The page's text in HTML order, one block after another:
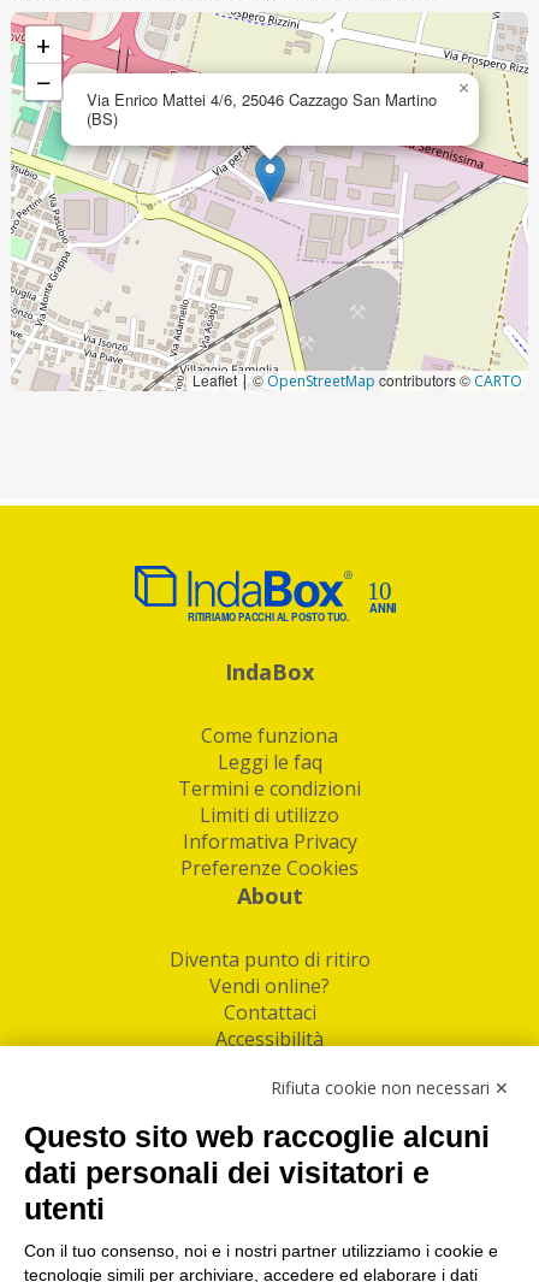
Via Enrico Mattei 4/6, 25046 Cazzago San Martino
(BS)
×
+
−
Leaflet|©OpenStreetMap contributors © CARTO
IndaBox
Come funziona
Leggi le faq
Termini e condizioni
Limiti di utilizzo
Informativa Privacy
Preferenze Cookies
About
Diventa punto di ritiro
Vendi online?
Contattaci
Accessibilità
Facebook
Linkedin
I nostri punti di ritiro e spedizione pacchi nelle
maggiori città italiane
Rifiuta cookie non necessari ✕
Questo sito web raccoglie alcuni
dati personali dei visitatori e
utenti
Con il tuo consenso, noi e i nostri partner utilizziamo i cookie e
tecnologie simili per archiviare, accedere ed elaborare i dati